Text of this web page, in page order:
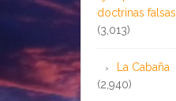
doctrinas falsas
(3,013)
La Cabaña
(2,940)